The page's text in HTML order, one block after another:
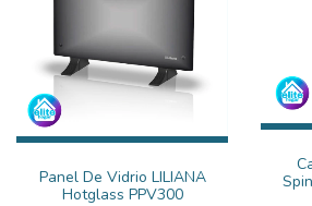
Panel De Vidrio LILIANA
Hotglass PPV300